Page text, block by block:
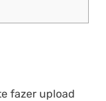
fazer upload